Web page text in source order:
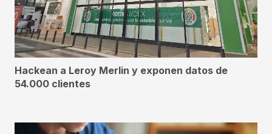
Hackean a Leroy Merlin y exponen datos de
54.000 clientes